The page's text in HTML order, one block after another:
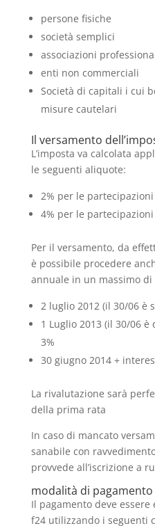
persone fisiche
società semplici
associazioni
enti non commerciali
Società di capitali i cui
misure cautelari
Il versamento
L’imposta va calcolata
le seguenti aliquote:
2% per le
4% per le
Per il versamento, da
è possibile procedere
annuale in un massimo di
2 luglio 2012 (il 30/06 è
1 Luglio 2013 (il 30/06
3%
30 giugno 2014 +
La rivalutazione sarà
della prima rata
In caso di mancato
sanabile con
provvede all’iscrizione a
modalità di pagamento
Il pagamento deve
f24 utilizzando i seguenti